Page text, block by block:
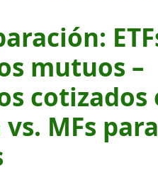
mutuos –
cotizados
MFs para